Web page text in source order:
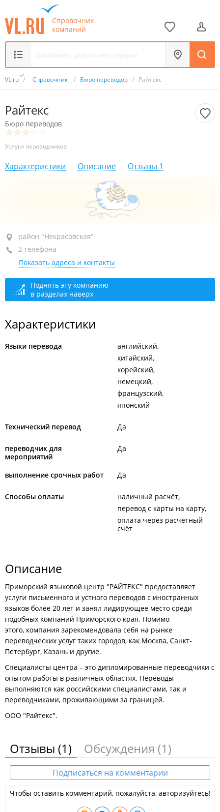
Справочник
компаний
VL.ru / Справочник / Бюро переводов / Райтекс
Райтекс
Бюро переводов
Услуги переводчиков
Характеристики Описание Отзывы 1
район "Некрасовская", ул. Гоголя, 30
оф. 308
+7 (423) 265-89-02
+7 (423) 265-89-05
закрыто, откроется в 10:00
район "Некрасовская"
2 телефона
Показать адреса и контакты
Поднять эту компанию
в разделах наверх
Характеристики
Языки перевода
английский
китайский
корейский
немецкий
французский
японский
Технический перевод Да
переводчик для
мероприятий
Да
выполнение срочных работ Да
Способы оплаты
наличный расчёт
перевод с карты на карту
оплата через расчётный
счёт
Описание
Приморский языковой центр "РАЙТЕКС" предоставляет
услуги письменного и устного переводов с иностранных
языков более 20 лет и занял лидирующее место среди
подобных компаний Приморского края. Помимо
этого, компания зарекомендовала себя на рынке
переводческих услуг таких городов, как Москва, Санкт-
Петербург, Казань и другие.
Специалисты центра – это дипломированные переводчики с
опытом работы в различных областях. Переводы
выполняются как российскими специалистами, так и
переводчиками, проживающими за границей.
ООО "Райтекс".
Отзывы (1) Обсуждения (1)
Подписаться на комментарии
Чтобы оставить комментарий, пожалуйста, авторизуйтесь!